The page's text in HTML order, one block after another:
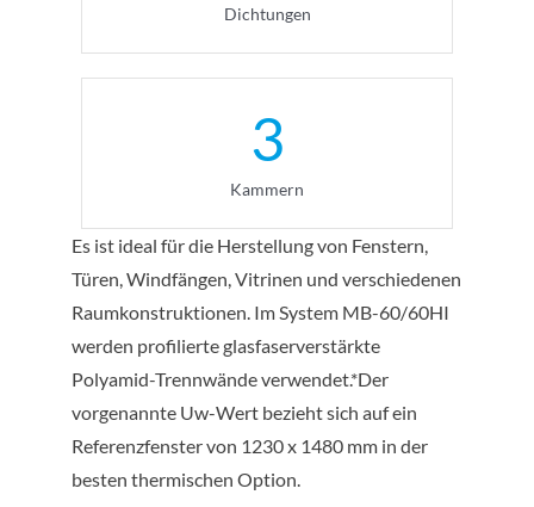
Dichtungen
3
Kammern
Es ist ideal für die Herstellung von Fenstern,
Türen, Windfängen, Vitrinen und verschiedenen
Raumkonstruktionen. Im System MB-60/60HI
werden profilierte glasfaserverstärkte
Polyamid-Trennwände verwendet.*Der
vorgenannte Uw-Wert bezieht sich auf ein
Referenzfenster von 1230 x 1480 mm in der
besten thermischen Option.